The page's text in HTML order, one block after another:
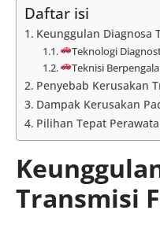
Daftar isi
Keunggulan Diagnosa
Teknologi
Teknisi
Penyebab Kerusakan
Dampak Kerusakan
Pilihan Tepat
Transmisi